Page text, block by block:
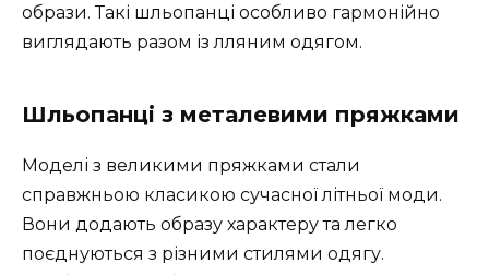
образи. Такі шльопанці особливо гармонійно
виглядають разом із лляним одягом.
Шльопанці з металевими пряжками
Моделі з великими пряжками стали
справжньою класикою сучасної літньої моди.
Вони додають образу характеру та легко
поєднуються з різними стилями одягу.